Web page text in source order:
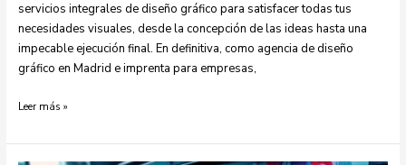
servicios integrales de diseño gráfico para satisfacer todas tus
necesidades visuales, desde la concepción de las ideas hasta una
impecable ejecución final. En definitiva, como agencia de diseño
gráfico en Madrid e imprenta para empresas,
Leer más »